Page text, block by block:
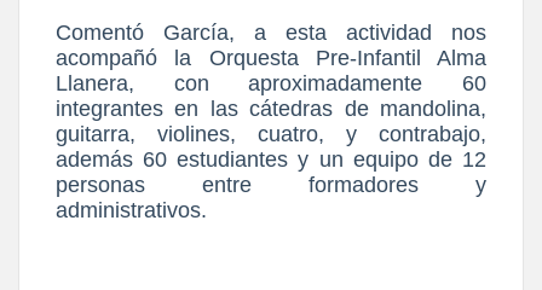
Comentó García, a esta actividad nos
acompañó la Orquesta Pre-Infantil Alma
Llanera, con aproximadamente 60
integrantes en las cátedras de mandolina,
guitarra, violines, cuatro, y contrabajo,
además 60 estudiantes y un equipo de 12
personas entre formadores y
administrativos.